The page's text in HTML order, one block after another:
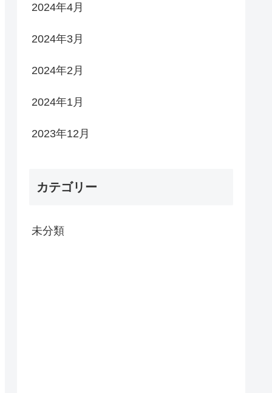
2024年4月
2024年3月
2024年2月
2024年1月
2023年12月
カテゴリー
未分類